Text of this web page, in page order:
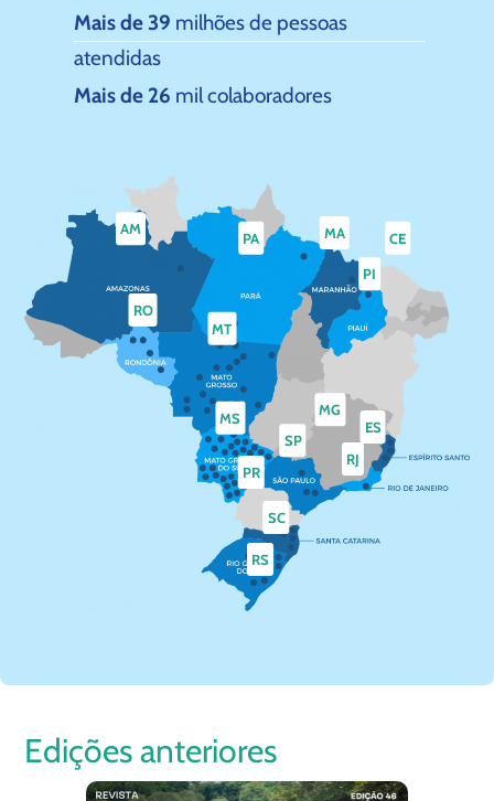
Mais de 39 milhões de pessoas
atendidas
Mais de 26 mil colaboradores
MT
RO
AM
PA MA
PI
CE
MS
SP
SC
RS
ES
RJ
MG
PR
Edições anteriores